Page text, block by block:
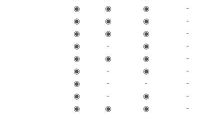
◉ ◉ ◉
-
◉ ◉ ◉
-
◉ ◉ ◉
-
◉ - ◉
-
◉ ◉ ◉
-
◉ - ◉
-
◉ - -
-
◉ - ◉
-
◉ ◉ ◉
-